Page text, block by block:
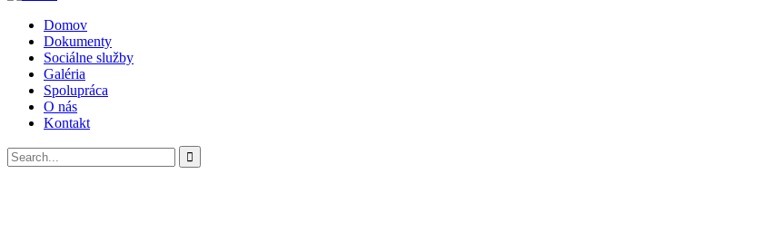
Domov
Dokumenty
Sociálne služby
Galéria
Spolupráca
O nás
Kontakt